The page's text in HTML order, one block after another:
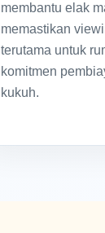
membantu elak
memastikan
terutama untuk
komitmen
kukuh.